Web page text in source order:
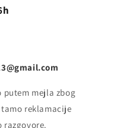
mejla zbog
reklamacije
razgovore.